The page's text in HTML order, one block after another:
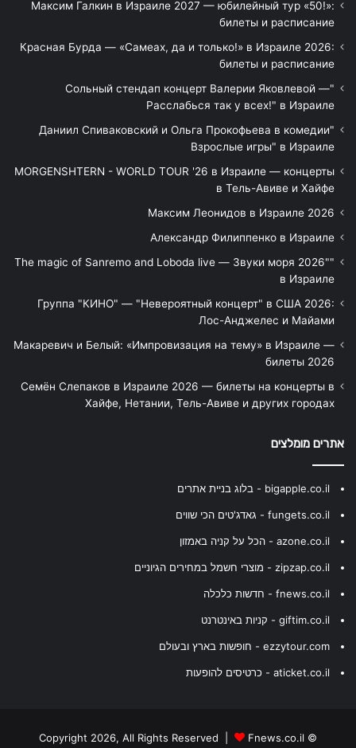
Максим Галкин в Израиле 2027 — юбилейный тур «50!»:
билеты и расписание
Красная Бурда — «Самеах, да и только!» в Израиле 2026:
билеты и расписание
"Сольный стендап концерт Валерии Яковлевой —
Расслабься так у всех!" в Израиле
"Даниил Спиваковский и Ольга Прокофьева в комедии
Взрослые игры" в Израиле
MORGENSHTERN - WORLD TOUR '26 в Израиле — концерты
в Тель-Авиве и Хайфе
Максим Леонидов в Израиле 2026
Александр Филиппенко в Израиле
"The magic of Sanremo and Loboda live — Звуки моря 2026"
в Израиле
Группа "КИНО" — "Невероятный концерт" в США 2026:
Лос-Анджелес и Майами
Макаревич и Белый: «Импровизация на тему» в Израиле —
билеты 2026
Семён Слепаков в Израиле 2026 — билеты на концерты в
Хайфе, Нетании, Тель-Авиве и других городах
אתרים מומלצים
bigapple.co.il - בלוג בניית אתרים
fungets.co.il - גאדג'טים הכי שווים
azone.co.il - הכל על קניה באמזון
zipzap.co.il - מוצרי חשמל במחירים הגיוניים
fnews.co.il - חדשות כלכלה
giftim.co.il - קניות באינטרנט
ezzytour.com - חופשות בארץ ובעולם
aticket.co.il - כרטיסים להופעות
© Copyright 2026, All Rights Reserved |
Fnews.co.il